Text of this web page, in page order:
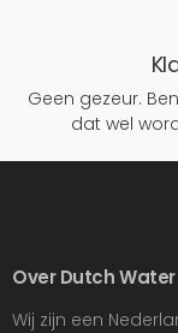
Geen gezeur.
dat wel
Over Dutch
Wij zijn een